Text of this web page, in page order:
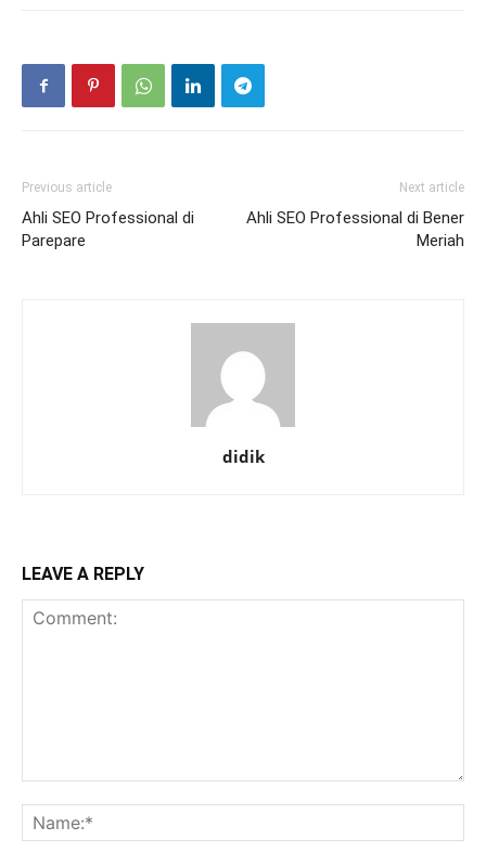
Previous article
Ahli SEO Professional di
Parepare
Next article
Ahli SEO Professional di Bener
Meriah
didik
LEAVE A REPLY